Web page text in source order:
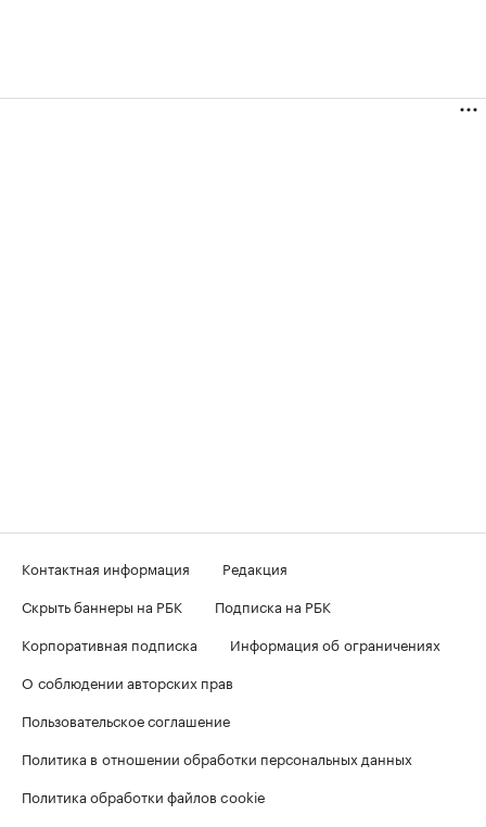
Контактная информация
Редакция
Скрыть баннеры на РБК
Подписка на РБК
Корпоративная подписка
Информация об ограничениях
О соблюдении авторских прав
Пользовательское соглашение
Политика в отношении обработки персональных данных
Политика обработки файлов cookie